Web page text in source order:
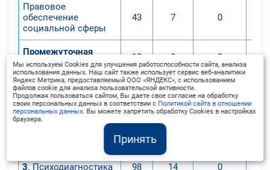
Правовое
обеспечение
социальной сферы
43 7 0
Промежуточная
аттестация
12 0 0
2. Психофизиология 55 7 0
Психофизиология 43 7 0
12
3. Психодиагностика 98 14 0
Принять
Мы используем Cookies для улучшения работоспособности сайта, анализа
использования данных. Наш сайт также использует сервис веб-аналитики
Яндекс Метрика, предоставляемый ООО «ЯНДЕКС», с использованием
файлов cookie для анализа пользовательской активности.
Продолжая пользоваться сайтом, Вы даете свое согласие на обработку
своих персональных данных в соответствии с Политикой сайта в отношении
персональных данных. Вы можете запретить обработку Cookies в настройках
браузера.